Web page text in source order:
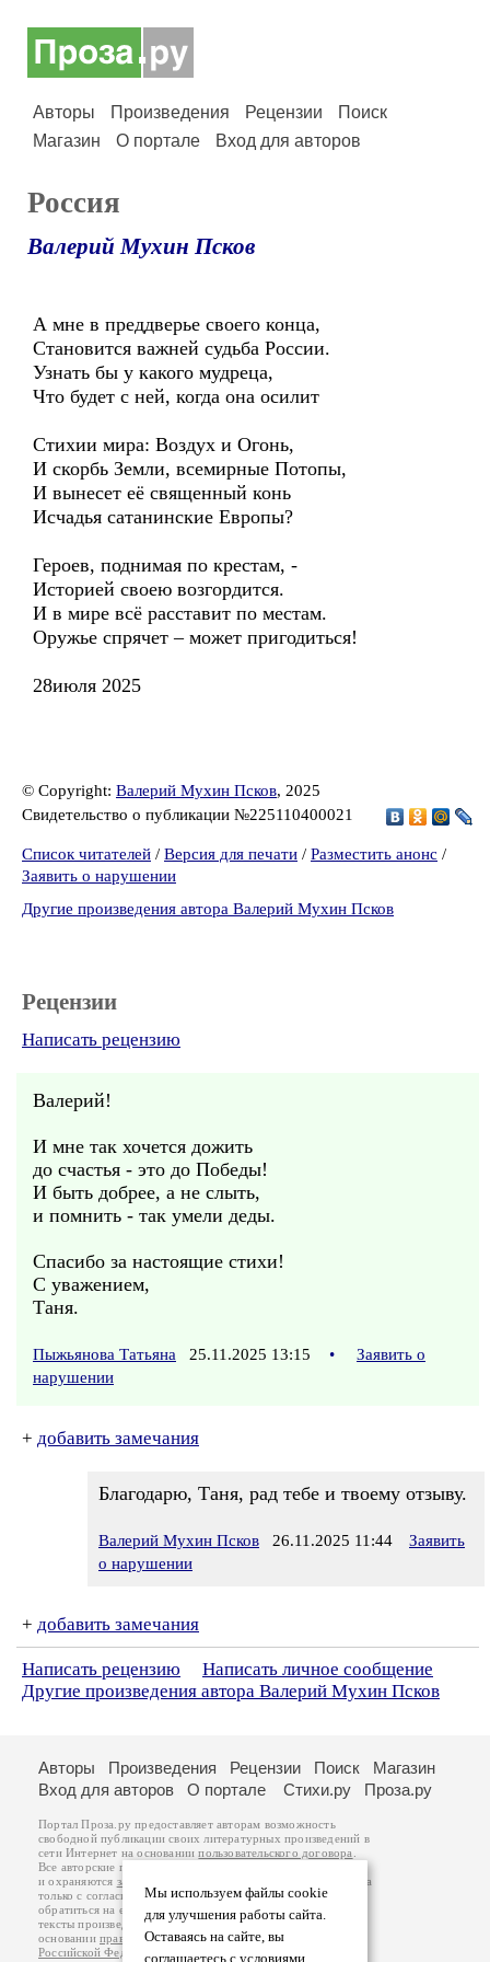
Авторы Произведения Рецензии
Поиск
Магазин
О портале Вход для авторов
Россия
Валерий Мухин Псков
А мне в преддверье своего конца,
Становится важней судьба России.
Узнать бы у какого мудреца,
Что будет с ней, когда она осилит
Стихии мира: Воздух и Огонь,
И скорбь Земли, всемирные Потопы,
И вынесет её священный конь
Исчадья сатанинские Европы?
Героев, поднимая по крестам, -
Историей своею возгордится.
И в мире всё расставит по местам.
Оружье спрячет – может пригодиться!
28июля 2025
© Copyright: Валерий Мухин Псков, 2025
Свидетельство о публикации №225110400021
Список читателей / Версия для печати / Разместить анонс /
Заявить о нарушении
Другие произведения автора Валерий Мухин Псков
Рецензии
Написать рецензию
Валерий!
И мне так хочется дожить
до счастья - это до Победы!
И быть добрее, а не слыть,
и помнить - так умели деды.
Спасибо за настоящие стихи!
С уважением,
Таня.
Пыжьянова Татьяна 25.11.2025 13:15 •
Заявить о
нарушении
+ добавить замечания
Благодарю, Таня, рад тебе и твоему отзыву.
Валерий Мухин Псков 26.11.2025 11:44
Заявить
о нарушении
+ добавить замечания
Написать рецензию
Написать личное сообщение
Другие произведения автора Валерий Мухин Псков
Мы используем файлы cookie
для улучшения работы сайта.
Оставаясь на сайте, вы
соглашаетесь с условиями
Авторы Произведения Рецензии Поиск
Магазин
Вход для авторов
О портале Стихи.ру Проза.ру
Портал Проза.ру предоставляет авторам возможность
свободной публикации своих литературных произведений в
сети Интернет на основаниипользовательского договора
Все авторские права на произведения принадлежат авторам
и охраняются законом
. Перепечатка произведений возможна
только с согласия его автора, к которому вы можете
обратиться на его авторской странице. Ответственность за
тексты произведений авторы несут самостоятельно на
основанииправил публикацииизаконодательства
Российской Федерации